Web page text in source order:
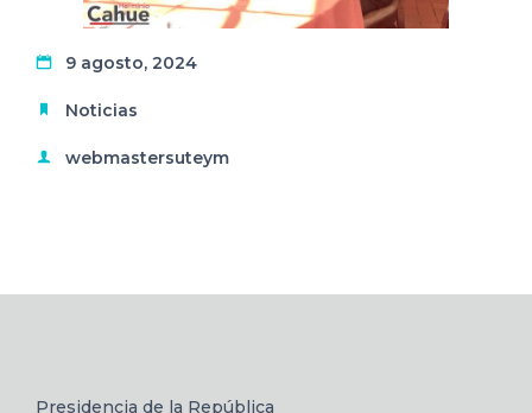
9 agosto, 2024
Noticias
webmastersuteym
Presidencia de la República